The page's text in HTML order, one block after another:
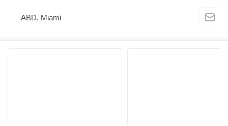
ABD, Miami